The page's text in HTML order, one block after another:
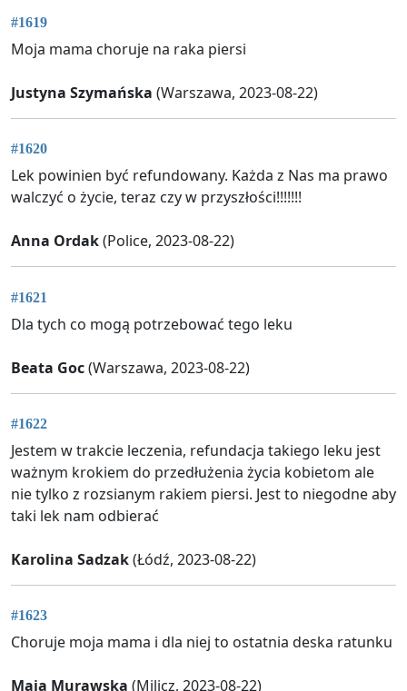
#1619
Moja mama choruje na raka piersi
Justyna Szymańska (Warszawa, 2023-08-22)
#1620
Lek powinien być refundowany. Każda z Nas ma prawo
walczyć o życie, teraz czy w przyszłości!!!!!!!
Anna Ordak(Police, 2023-08-22)
#1621
Dla tych co mogą potrzebować tego leku
Beata Goc(Warszawa, 2023-08-22)
#1622
Jestem w trakcie leczenia, refundacja takiego leku jest
ważnym krokiem do przedłużenia życia kobietom ale
nie tylko z rozsianym rakiem piersi. Jest to niegodne aby
taki lek nam odbierać
Karolina Sadzak(Łódź, 2023-08-22)
#1623
Choruje moja mama i dla niej to ostatnia deska ratunku
Maja Murawska (Milicz, 2023-08-22)